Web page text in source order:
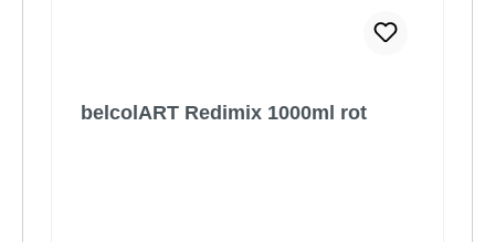
belcolART Redimix 1000ml rot